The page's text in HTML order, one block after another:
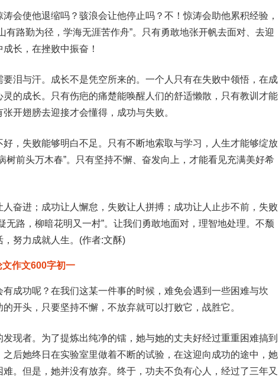
会使他退缩吗？骇浪会让他停止吗？不！惊涛会助他累积经验，
有路勤为径，学海无涯苦作舟”。只有勇敢地张开帆去面对、去迎
长，在挫败中振奋！
要泪与汗。成长不是凭空所来的。一个人只有在失败中领悟，在成
的成长。只有伤疤的痛楚能唤醒人们的舒适懒散，只有教训才能
开翅膀去迎接才会懂得，成功与失败。
好，失败能够明白不足。只有不断地索取与学习，人生才能够绽放
树前头万木春”。只有坚持不懈、奋发向上，才能看见充满美好希
人奋进；成功让人懈怠，失败让人拼搏；成功让人止步不前，失败
无路，柳暗花明又一村”。让我们勇敢地面对，理智地处理。不颓
努力成就人生。(作者:文酥)
作文600字初一
成功呢？在我们这某一件事的时候，难免会遇到一些困难与坎
开头，只要坚持不懈，不放弃就可以打败它，战胜它。
现者。为了提炼出纯净的镭，她与她的丈夫好经过重重困难搞到
后她终日在实验室里做着不断的试验，在这迎向成功的途中，她
。但是，她并没有放弃。终于，功夫不负有心人，经过了三年又